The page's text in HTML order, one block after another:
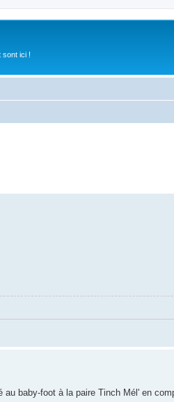
sont ici !
baby-foot à la paire Tinch Mél' en